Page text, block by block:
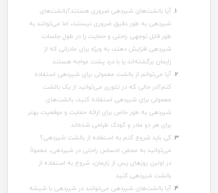
آیا بالشت‌های شیردهی ضروری هستند؟بالشت‌های
شیردهی به طور دقیق ضروری نیستند، اما می‌توانند به
طور قابل توجهی راحتی و حمایت را در طول جلسات
شیردهی افزایش دهند، به ویژه برای مادرانی که از
زایمان برگشته‌اند یا با درد پشت مواجه هستند.
آیا می‌توانم از بالشت معمولی برای شیردهی استفاده
کنم؟در حالی که در تئوری می‌توانید از یک بالشت
معمولی برای شیردهی استفاده کنید، بالشت‌های
شیردهی به طور خاص برای ارائه حمایت و موقعیت بهتر
برای هر دو مادر و کودک طراحی شده‌اند.
کی باید شروع کنم به استفاده از بالشت شیردهی؟
می‌توانید به محض احساس راحتی در شیردهی، معمولاً
در اولین روزهای پس از زایمان، شروع به استفاده از
بالشت شیردهی کنید.
آیا بالشت‌های شیردهی می‌توانند در شیردهی با شیشه